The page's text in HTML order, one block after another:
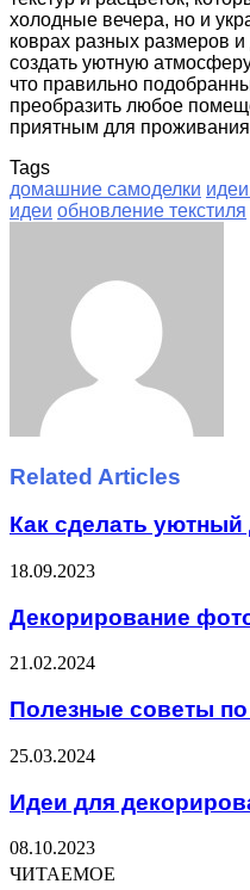
холодные вечера, но и
коврах разных размеров
создать уютную
что правильно
преобразить любое
приятным для
Tags
домашние самоделки
идеи обновление текстиля
Related Articles
Как сделать уютный
18.09.2023
Декорирование
21.02.2024
Полезные советы
25.03.2024
Идеи для
08.10.2023
ЧИТАЕМОЕ